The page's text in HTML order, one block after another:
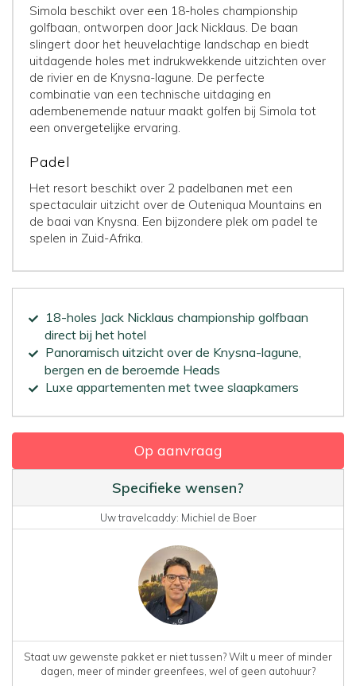
Simola beschikt over een 18-holes championship
golfbaan, ontworpen door Jack Nicklaus. De baan
slingert door het heuvelachtige landschap en biedt
uitdagende holes met indrukwekkende uitzichten over
de rivier en de Knysna-lagune. De perfecte
combinatie van een technische uitdaging en
adembenemende natuur maakt golfen bij Simola tot
een onvergetelijke ervaring.
Padel
Het resort beschikt over 2 padelbanen met een
spectaculair uitzicht over de Outeniqua Mountains en
de baai van Knysna. Een bijzondere plek om padel te
spelen in Zuid-Afrika.
18-holes Jack Nicklaus championship golfbaan
direct bij het hotel
Panoramisch uitzicht over de Knysna-lagune,
bergen en de beroemde Heads
Luxe appartementen met twee slaapkamers
Op aanvraag
Specifieke wensen?
Uw travelcaddy: Michiel de Boer
Staat uw gewenste pakket er niet tussen? Wilt u meer of minder
dagen, meer of minder greenfees, wel of geen autohuur?